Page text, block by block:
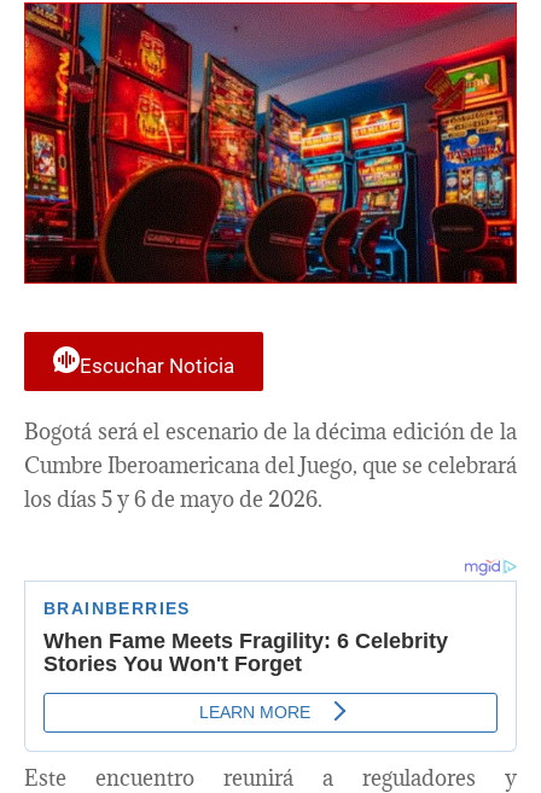
Escuchar Noticia
Bogotá será el escenario de la décima edición de la
Cumbre Iberoamericana del Juego, que se celebrará
los días 5 y 6 de mayo de 2026.
Este encuentro reunirá a reguladores y